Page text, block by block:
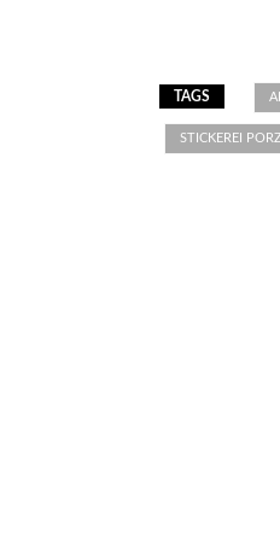
TAGS
STICKEREI PORZ